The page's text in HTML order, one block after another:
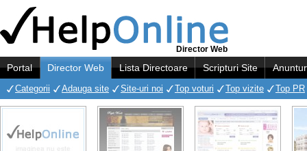
Director Web
Portal Director Web Lista Directoare Scripturi Site
Categorii Adauga site Site-uri noi Top voturi Top vizite Top PR